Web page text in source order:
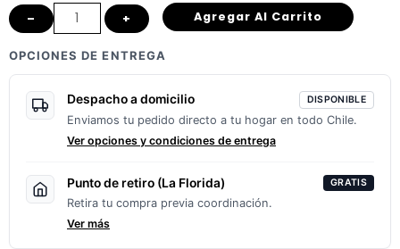
precio
original
$24,990.
precio
actual
es:
$21,990.
🔥
🏍️
Set
Espejos
cantidad
– + Agregar Al Carrito
OPCIONES DE ENTREGA
Despacho a domicilio DISPONIBLE
Enviamos tu pedido directo a tu hogar en todo Chile.
Ver opciones y condiciones de entrega
Punto de retiro (La Florida) GRATIS
Retira tu compra previa coordinación.
Ver más